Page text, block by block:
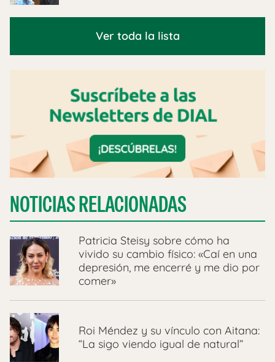
Ver toda la lista
NOTICIAS RELACIONADAS
Patricia Steisy sobre cómo ha
vivido su cambio físico: «Caí en una
depresión, me encerré y me dio por
comer»
Roi Méndez y su vínculo con Aitana:
“La sigo viendo igual de natural”